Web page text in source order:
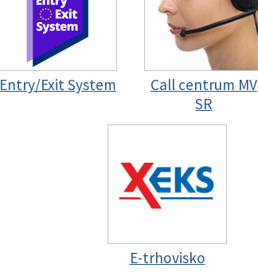
Entry/Exit System
Call centrum MV
SR
E-trhovisko